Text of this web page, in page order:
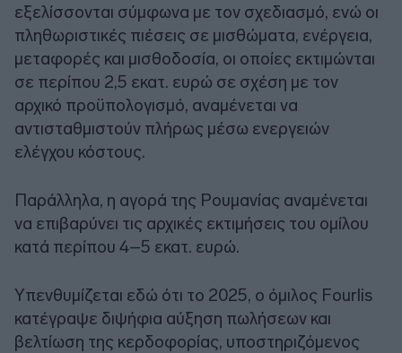
εξελίσσονται σύμφωνα με τον σχεδιασμό, ενώ οι
πληθωριστικές πιέσεις σε μισθώματα, ενέργεια,
μεταφορές και μισθοδοσία, οι οποίες εκτιμώνται
σε περίπου 2,5 εκατ. ευρώ σε σχέση με τον
αρχικό προϋπολογισμό, αναμένεται να
αντισταθμιστούν πλήρως μέσω ενεργειών
ελέγχου κόστους.
Παράλληλα, η αγορά της Ρουμανίας αναμένεται
να επιβαρύνει τις αρχικές εκτιμήσεις του ομίλου
κατά περίπου 4–5 εκατ. ευρώ.
Υπενθυμίζεται εδώ ότι το 2025, ο όμιλος Fourlis
κατέγραψε διψήφια αύξηση πωλήσεων και
βελτίωση της κερδοφορίας, υποστηριζόμενος